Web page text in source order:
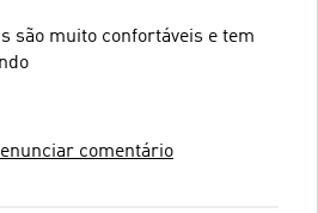
são muito confortáveis e tem
comentário